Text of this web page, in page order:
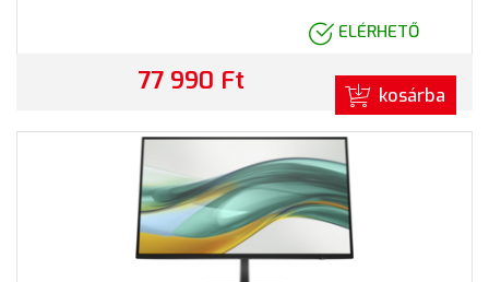
ELÉRHETŐ
77 990 Ft kosárba